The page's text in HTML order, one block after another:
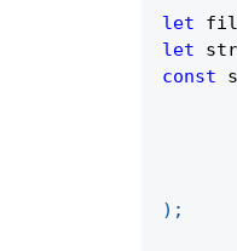
let
let
const
) ;